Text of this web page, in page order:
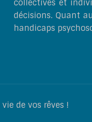
collectives et
décisions. Quant
handicaps
de vos rêves !